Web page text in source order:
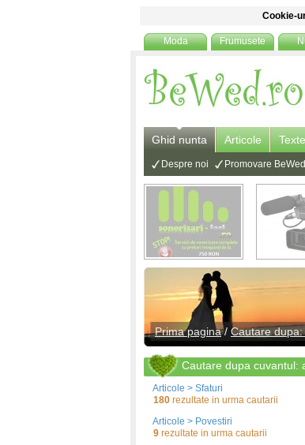
Cookie-
Moda Frumusete
Ghid nunta Articole
Despre noi Promovare BeWed
Prima pagina/ Cautare dupa:
Cautare dupa cuvantul:
Articole > Sfaturi
180 rezultate in urma cautarii
Articole > Povestiri
9 rezultate in urma cautarii